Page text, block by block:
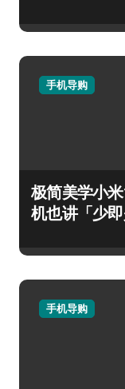
手机导购
极简美学小
机也讲「少即
手机导购